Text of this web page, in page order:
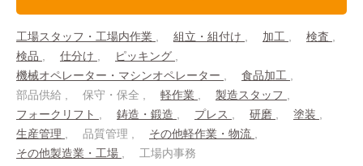
工場スタッフ・工場内作業 組立・組付け 加工
検査
検品
仕分け
ピッキング
機械オペレーター・マシンオペレーター
食品加工
部品供給
保守・保全 軽作業
製造スタッフ
フォークリフト
鋳造・鍛造 プレス 研磨
塗装
生産管理
品質管理
その他軽作業・物流
その他製造業・工場
工場内事務